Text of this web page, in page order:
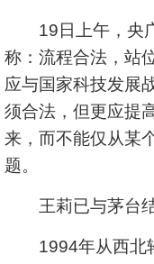
19日上午，央广
称：流程合法，站
应与国家科技发展
须合法，但更应提
来，而不能仅从某
题。
王莉已与茅台
1994年从西北轻